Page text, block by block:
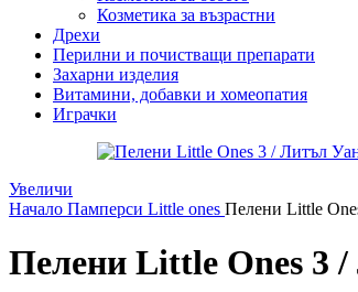
Козметика за възрастни
Дрехи
Перилни и почистващи препарати
Захарни изделия
Витамини, добавки и хомеопатия
Играчки
Увеличи
Начало Памперси Little ones Пелени Little
Пелени Little Ones 3 /